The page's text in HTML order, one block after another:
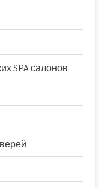
SPA салонов